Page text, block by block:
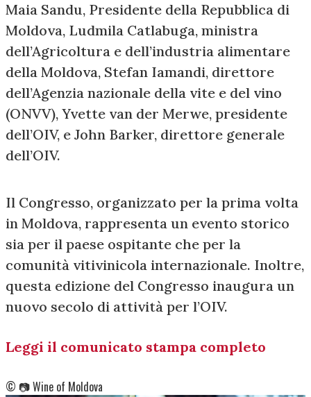
Maia Sandu, Presidente della Repubblica di
Moldova, Ludmila Catlabuga, ministra
dell’Agricoltura e dell’industria alimentare
della Moldova, Stefan Iamandi, direttore
dell’Agenzia nazionale della vite e del vino
(ONVV), Yvette van der Merwe, presidente
dell’OIV, e John Barker, direttore generale
dell’OIV.
Il Congresso, organizzato per la prima volta
in Moldova, rappresenta un evento storico
sia per il paese ospitante che per la
comunità vitivinicola internazionale. Inoltre,
questa edizione del Congresso inaugura un
nuovo secolo di attività per l’OIV.
Leggi il comunicato stampa completo
©️ 📷 Wine of Moldova